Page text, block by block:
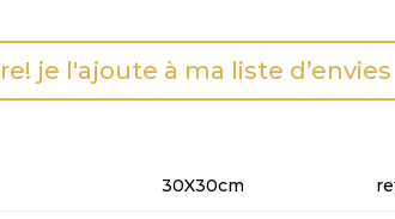
je l'ajoute à ma liste d’envies
30X30cm